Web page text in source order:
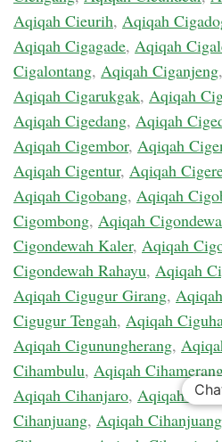
Aqiqah Cieurih, Aqiqah
Aqiqah Cigagade, Aqiqah
Cigalontang, Aqiqah Ciganjeng,
Aqiqah Cigarukgak, Aqiqah
Aqiqah Cigedang, Aqiqah
Aqiqah Cigembor, Aqiqah
Aqiqah Cigentur, Aqiqah
Aqiqah Cigobang, Aqiqah
Cigombong, Aqiqah
Cigondewah Kaler, Aqiqah
Cigondewah Rahayu, Aqiqah
Aqiqah Cigugur Girang,
Cigugur Tengah, Aqiqah
Aqiqah Cigunungherang,
Cihambulu, Aqiqah
Aqiqah Cihanjaro, Aqiqah
Cihanjuang, Aqiqah